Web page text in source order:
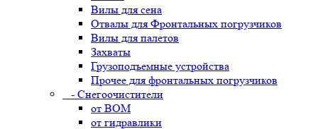
Вилы для сена
Отвалы для Фронтальных погрузчиков
Вилы для палетов
Захваты
Грузоподъемные устройства
Прочее для фронтальных погрузчиков
- Снегоочистители
от ВОМ
от гидравлики